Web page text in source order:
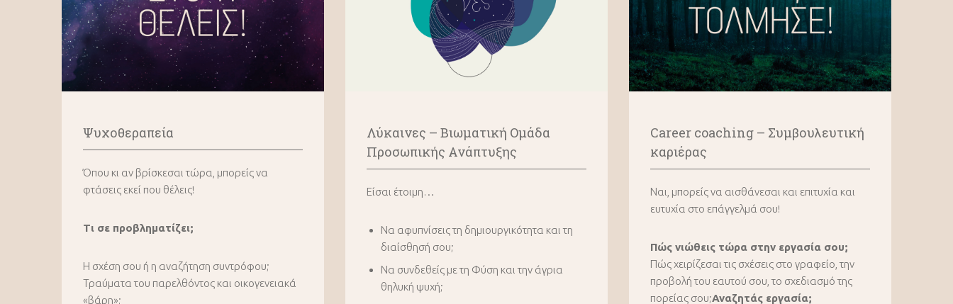
Ψυχοθεραπεία
Όπου κι αν βρίσκεσαι τώρα, μπορείς να
φτάσεις εκεί που θέλεις!
Τι σε προβληματίζει;
Η σχέση σου ή η αναζήτηση συντρόφου;
Τραύματα του παρελθόντος και οικογενειακά
«βάρη»;
Λύκαινες – Bιωματική Oμάδα
Προσωπικής Ανάπτυξης
Είσαι έτοιμη…
Να αφυπνίσεις τη δημιουργικότητα και τη
διαίσθησή σου;
Να συνδεθείς με τη Φύση και την άγρια
θηλυκή ψυχή;
Career coaching – Συμβουλευτική
καριέρας
Ναι, μπορείς να αισθάνεσαι και επιτυχία και
ευτυχία στο επάγγελμά σου!
Πώς νιώθεις τώρα στην εργασία σου;
Πώς χειρίζεσαι τις σχέσεις στο γραφείο, την
προβολή του εαυτού σου, το σχεδιασμό της
πορείας σου;Αναζητάς εργασία;